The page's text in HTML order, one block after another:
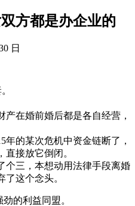
方都是办企业的
日
在婚前婚后都是各自经营，
年的某次危机中资金链断了，
接放它倒闭。
个三，本想动用法律手段离婚
这个念头。
的利益同盟。